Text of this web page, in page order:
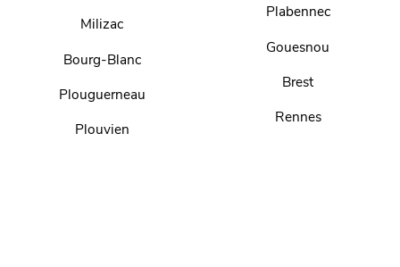
Milizac
Bourg-Blanc
Plouguerneau
Plouvien
Plabennec
Gouesnou
Brest
Rennes